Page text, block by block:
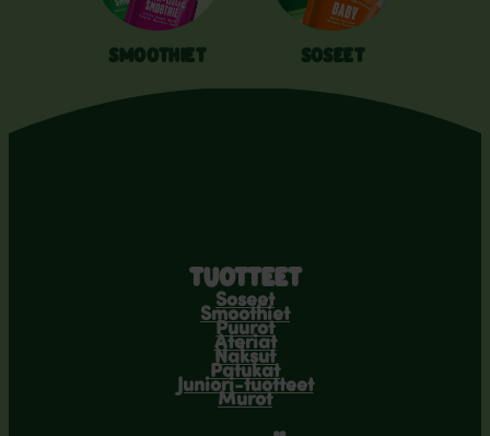
SMOOTHIET SOSEET
TUOTTEET
Soseet
Smoothiet
Puurot
Ateriat
Naksut
Patukat
Juniori-tuotteet
Murot